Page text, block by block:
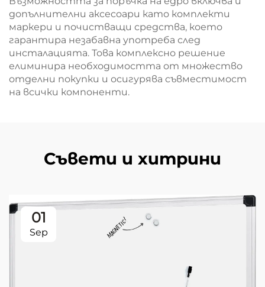
допълнителни аксесоари като комплекти
маркери и почистващи средства, което
гарантира незабавна употреба след
инсталацията. Това комплексно решение
елиминира необходимостта от множество
отделни покупки и осигурява съвместимост
на всички компоненти.
Съвети и хитрини
01
Sep